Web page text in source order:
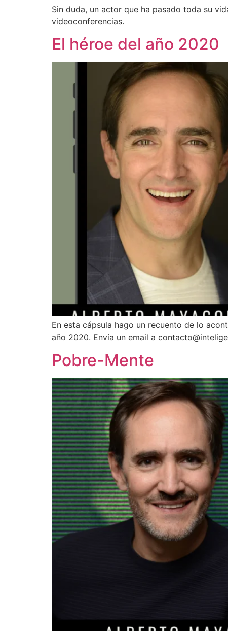
Sin duda, un actor que ha pasado toda su
videoconferencias.
El héroe del año 2020
En esta cápsula hago un recuento de lo
año 2020. Envía un email a
Pobre-Mente